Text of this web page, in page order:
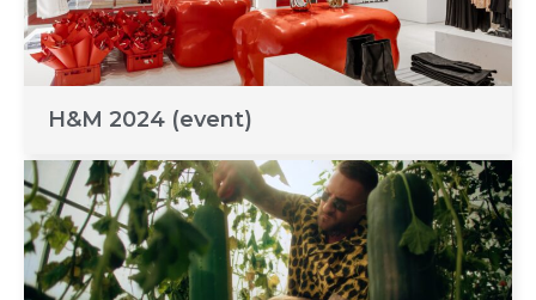
H&M 2024 (event)